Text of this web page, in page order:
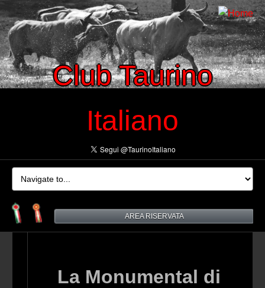
Club Taurino
Italiano
AREA RISERVATA
La Monumental di